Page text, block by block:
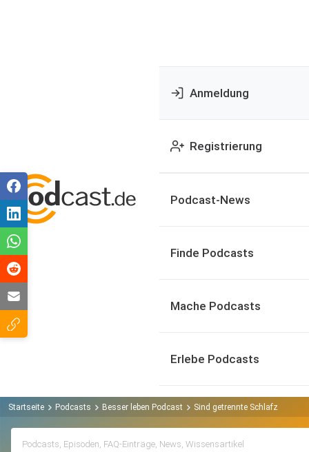
Anmeldung
Registrierung
Podcast-News
Finde Podcasts
Mache Podcasts
Erlebe Podcasts
Startseite Podcasts Besser leben Podcast Sind getrennte Schlafzimmer